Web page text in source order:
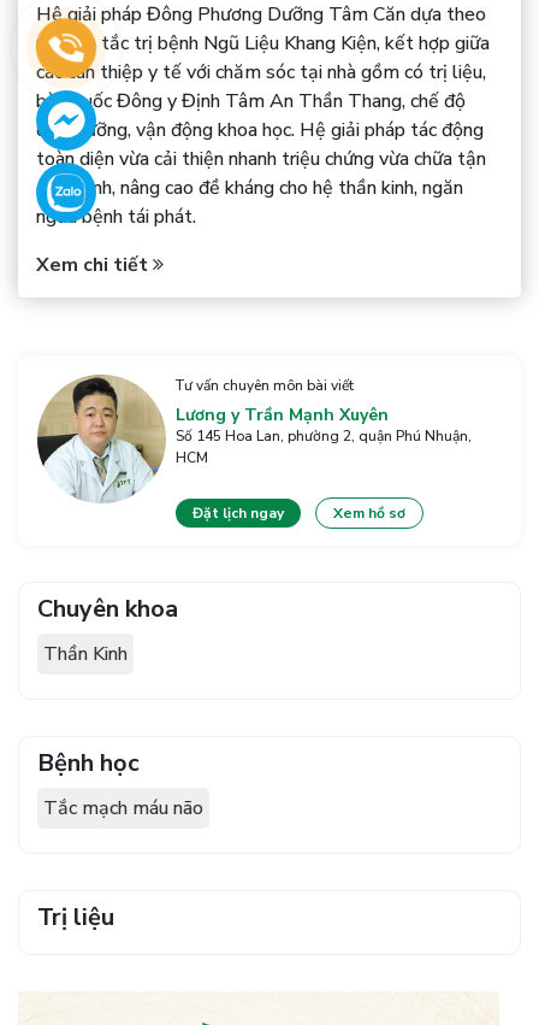
Hệ giải pháp Đông Phương Dưỡng Tâm Căn dựa theo
nguyên tắc trị bệnh Ngũ Liệu Khang Kiện, kết hợp giữa
các can thiệp y tế với chăm sóc tại nhà gồm có trị liệu,
bài thuốc Đông y Định Tâm An Thần Thang, chế độ
dinh dưỡng, vận động khoa học. Hệ giải pháp tác động
toàn diện vừa cải thiện nhanh triệu chứng vừa chữa tận
gốc bệnh, nâng cao đề kháng cho hệ thần kinh, ngăn
ngừa bệnh tái phát.
Xem chi tiết
Tư vấn chuyên môn bài viết
Lương y Trần Mạnh Xuyên
Số 145 Hoa Lan, phường 2, quận Phú Nhuận,
HCM
Đặt lịch ngay Xem hồ sơ
Chuyên khoa
Thần Kinh
Bệnh học
Tắc mạch máu não
Trị liệu